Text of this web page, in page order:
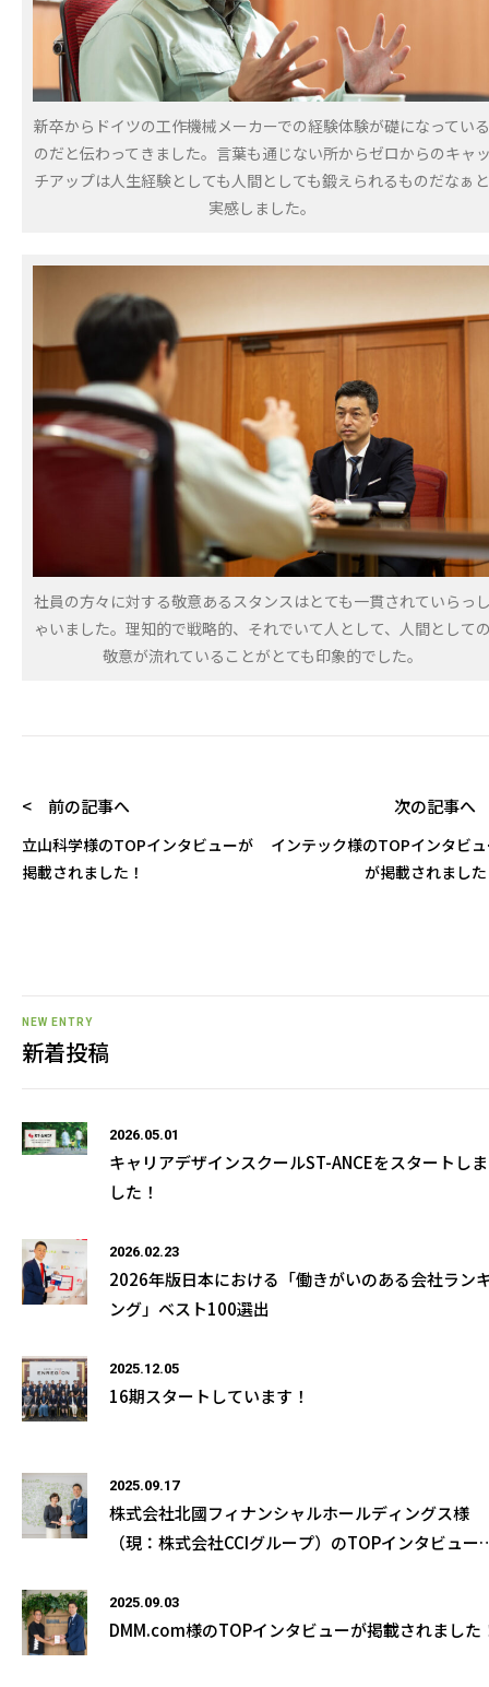
新卒からドイツの工作機械メーカーでの経験体験が礎になっている
のだと伝わってきました。言葉も通じない所からゼロからのキャ
チアップは人生経験としても人間としても鍛えられるものだなぁと
実感しました。
社員の方々に対する敬意あるスタンスはとても一貫されていらっ
ゃいました。理知的で戦略的、それでいて人として、人間として
敬意が流れていることがとても印象的でした。
< 前の記事へ
立山科学様のTOPインタビューが
掲載されました！
次の記事
インテック様のTOPインタビ
が掲載されまし
NEW ENTRY
新着投稿
2026.05.01
キャリアデザインスクールST-ANCEをスタートしま
した！
2026.02.23
2026年版日本における「働きがいのある会社ラン
ング」ベスト100選出
2025.12.05
16期スタートしています！
2025.09.17
株式会社北國フィナンシャルホールディングス様
（現：株式会社CCIグループ）のTOPインタビュー
2025.09.03
DMM.com様のTOPインタビューが掲載されました